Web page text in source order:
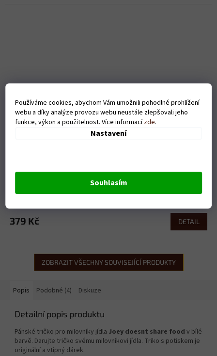
Používáme cookies, abychom Vám umožnili pohodlné prohlížení
webu a díky analýze provozu webu neustále zlepšovali jeho
funkce, výkon a použitelnost. Více informacízde.
Nastavení
Souhlasím
379 Kč DETAIL
ZOBRAZIT VŠECHNY SOUVISEJÍCÍ PRODUKTY
Popis Podobné (4) Diskuze
Detailní popis produktu
Pánské tričko pro milovníky jídla Joey doesnt share food v bílé
barvě. Darujte tričko svému milovníkovi jídla. Triko s potiskem je
originální a vtipný dárek.